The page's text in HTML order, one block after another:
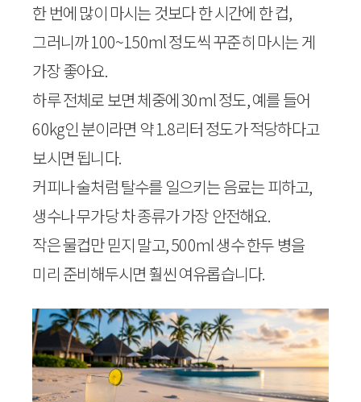
한 번에 많이 마시는 것보다 한 시간에 한 컵,
그러니까 100~150ml 정도씩 꾸준히 마시는 게
가장 좋아요.
하루 전체로 보면 체중에 30ml 정도, 예를 들어
60kg인 분이라면 약 1.8리터 정도가 적당하다고
보시면 됩니다.
커피나 술처럼 탈수를 일으키는 음료는 피하고,
생수나 무가당 차 종류가 가장 안전해요.
작은 물컵만 믿지 말고, 500ml 생수 한두 병을
미리 준비해두시면 훨씬 여유롭습니다.